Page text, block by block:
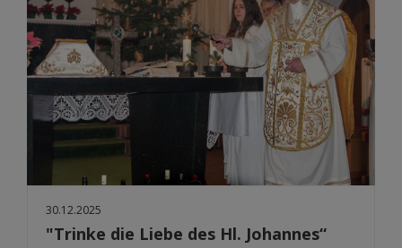
30.12.2025
"Trinke die Liebe des Hl. Johannes“